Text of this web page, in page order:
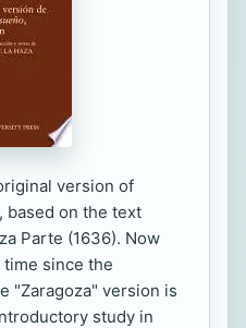
version of
based on the text
Parte (1636). Now
since the
"Zaragoza" version is
study in